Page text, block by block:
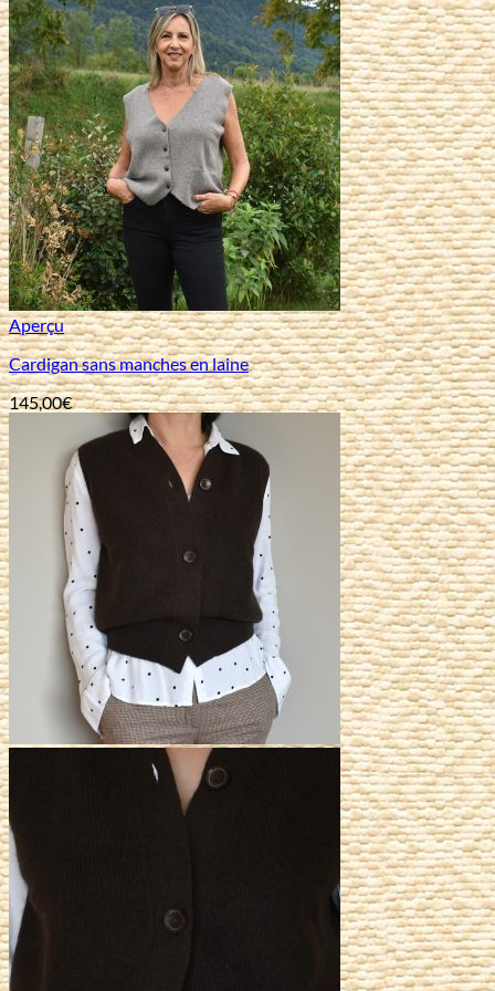
Aperçu
Cardigan sans manches en laine
145,00€